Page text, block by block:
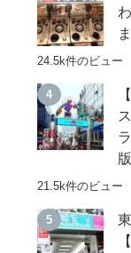
24.5k件のビュー
版
21.5k件のビュー